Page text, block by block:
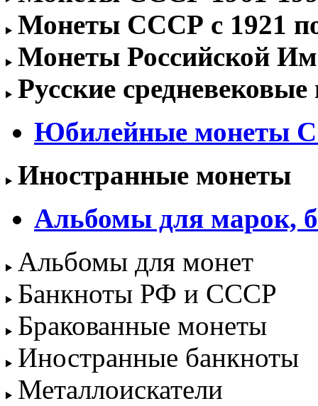
Монеты СССР с 1921 по
Монеты Российской
Русские
Юбилейные монеты
Иностранные монеты
Альбомы для марок,
Альбомы для монет
Банкноты РФ и СССР
Бракованные монеты
Иностранные банкноты
Металлоискатели